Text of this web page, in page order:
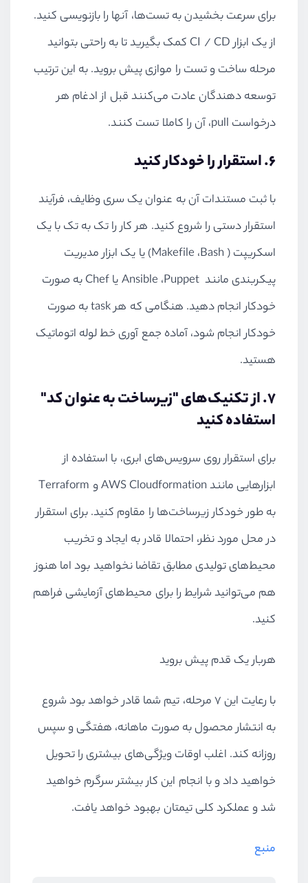
برای سرعت بخشیدن به تست‌ها، آنها را بازنویسی کنید.
از یک ابزارCI / CDکمک بگیرید تا به راحتی بتوانید
مرحله ساخت و تست را موازی پیش بروید. به این ترتیب
توسعه دهندگان عادت می‌کنند قبل از ادغام هر
درخواست pull، آن را کاملا تست کنند.
6. استقرار را خودکار کنید
با ثبت مستندات آن به عنوان یک سری وظایف، فرآیند
استقرار دستی را شروع کنید. هر کار را تک به تک با یک
اسکریپت ( Bash، Makefile) یا یک ابزار مدیریت
پیکربندی مانند Puppet، AnsibleیاChefبه صورت
خودکار انجام دهید. هنگامی که هرtaskبه صورت
خودکار انجام شود، آماده جمع آوری خط لوله اتوماتیک
هستید.
7. از تکنیک‌های "زیرساخت به عنوان کد"
استفاده کنید
برای استقرار روی سرویس‌های ابری، با استفاده از
ابزارهایی مانندAWS Cloudformationو Terraform
به طور خودکار زیرساخت‌ها را مقاوم کنید. برای استقرار
در محل مورد نظر، احتمالا قادر به ایجاد و تخریب
محیط‌های تولیدی مطابق تقاضا نخواهید بود اما هنوز
هم می‌توانید شرایط را برای محیط‌های آزمایشی فراهم
کنید.
هربار یک قدم پیش بروید
با رعایت این 7 مرحله، تیم شما قادر خواهد بود شروع
به انتشار محصول به صورت ماهانه، هفتگی و سپس
روزانه کند. اغلب اوقات ویژگی‌های بیشتری را تحویل
خواهید داد و با انجام این کار بیشتر سرگرم خواهید
شد و عملکرد کلی تیمتان بهبود خواهد یافت.
منبع